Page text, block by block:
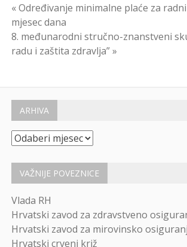
Navigacija
objava
« Određivanje minimalne plaće za
mjesec dana
8. međunarodni stručno-znanstveni
radu i zaštita zdravlja” »
ARHIVA
Arhiva
VAŽNIJE POVEZNICE
Vlada RH
Hrvatski zavod za zdravstveno
Hrvatski zavod za mirovinsko
Hrvatski crveni križ